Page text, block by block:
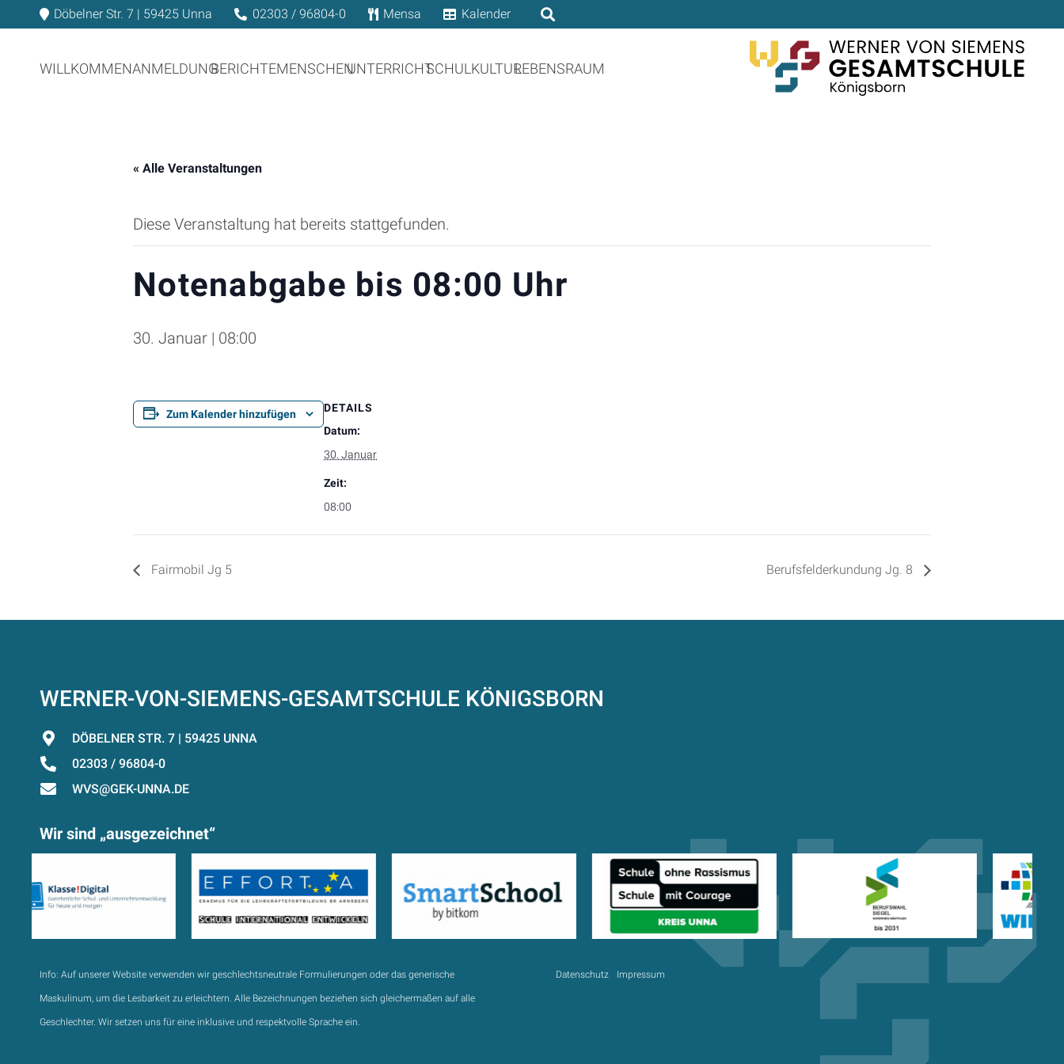
Döbelner Str. 7 | 59425 Unna 02303 / 96804-0 Mensa Kalender
WILLKOMMENANMELDUNGBERICHTEMENSCHENUNTERRICHTSCHULKULTURLEBENSRAUM
« Alle Veranstaltungen
Diese Veranstaltung hat bereits stattgefunden.
Notenabgabe bis 08:00 Uhr
30. Januar | 08:00
Zum Kalender hinzufügen
DETAILS
Datum:
30. Januar
Zeit:
08:00
Fairmobil Jg 5 Berufsfelderkundung Jg. 8
WERNER-VON-SIEMENS-GESAMTSCHULE KÖNIGSBORN
DÖBELNER STR. 7 | 59425 UNNA
02303 / 96804-0
WVS@GEK-UNNA.DE
Wir sind „ausgezeichnet“
Info: Auf unserer Website verwenden wir geschlechtsneutrale Formulierungen oder das generische
Maskulinum, um die Lesbarkeit zu erleichtern. Alle Bezeichnungen beziehen sich gleichermaßen auf alle
Geschlechter. Wir setzen uns für eine inklusive und respektvolle Sprache ein.
Datenschutz Impressum